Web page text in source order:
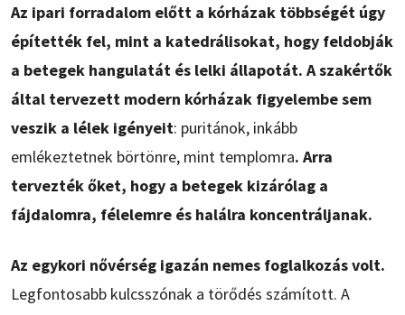
Az ipari forradalom előtt a kórházak többségét úgy
építették fel, mint a katedrálisokat, hogy feldobják
a betegek hangulatát és lelki állapotát. A szakértők
által tervezett modern kórházak figyelembe sem
veszik a lélek igényeit: puritánok, inkább
emlékeztetnek börtönre, mint templomra. Arra
tervezték őket, hogy a betegek kizárólag a
fájdalomra, félelemre és halálra koncentráljanak.
Az egykori nővérség igazán nemes foglalkozás volt.
Legfontosabb kulcsszónak a törődés számított. A